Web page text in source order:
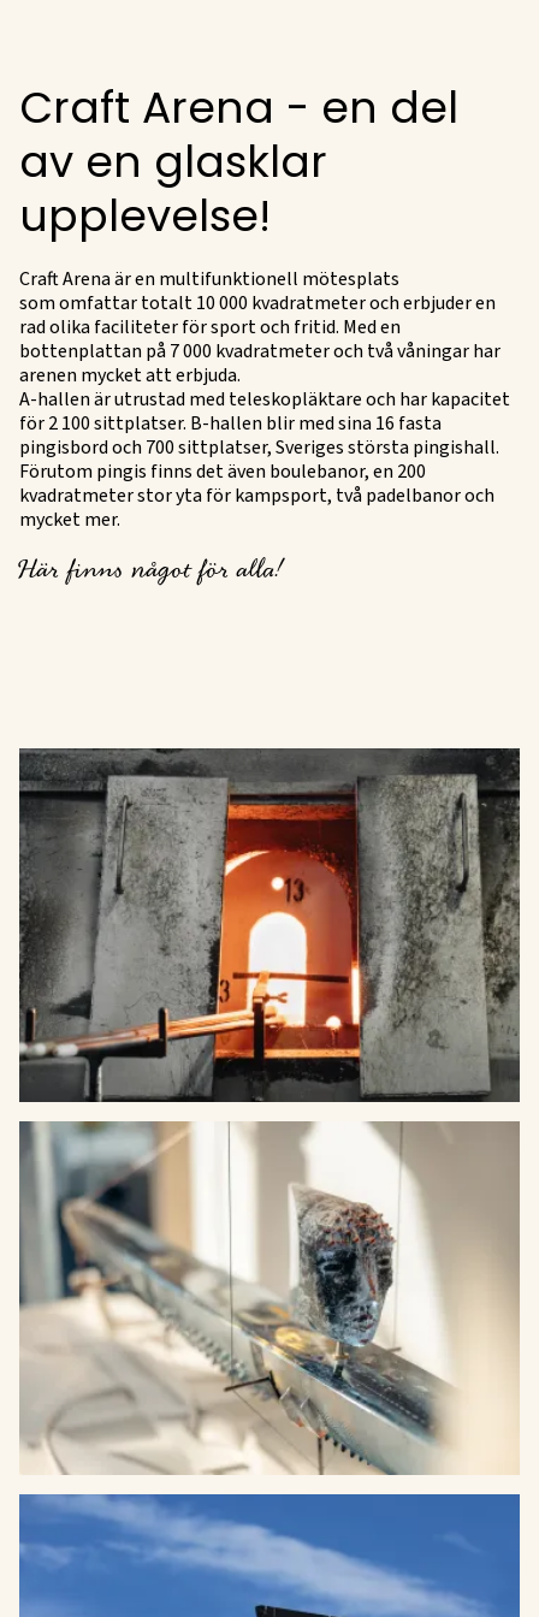
Craft Arena - en del
av en glasklar
upplevelse!
Craft Arena är en multifunktionell mötesplats
som omfattar totalt 10 000 kvadratmeter och erbjuder en
rad olika faciliteter för sport och fritid. Med en
bottenplattan på 7 000 kvadratmeter och två våningar har
arenen mycket att erbjuda.
A-hallen är utrustad med teleskopläktare och har kapacitet
för 2 100 sittplatser. B-hallen blir med sina 16 fasta
pingisbord och 700 sittplatser, Sveriges största pingishall.
Förutom pingis finns det även boulebanor, en 200
kvadratmeter stor yta för kampsport, två padelbanor och
mycket mer.
Här finns något för alla!